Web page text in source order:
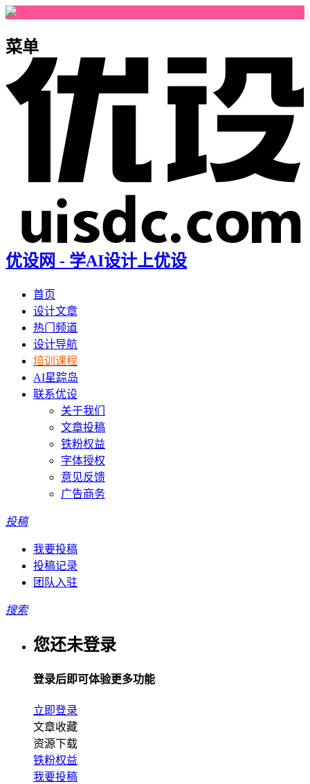
菜单
优设网 - 学AI设计上优设
首页
设计文章
热门频道
设计导航
培训课程
AI星踪岛
联系优设
关于我们
文章投稿
铁粉权益
字体授权
意见反馈
广告商务
投稿
我要投稿
投稿记录
团队入驻
搜索
您还未登录
登录后即可体验更多功能
立即登录
文章收藏
资源下载
铁粉权益
我要投稿